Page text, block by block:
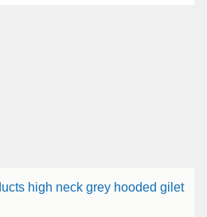
high neck grey hooded gilet